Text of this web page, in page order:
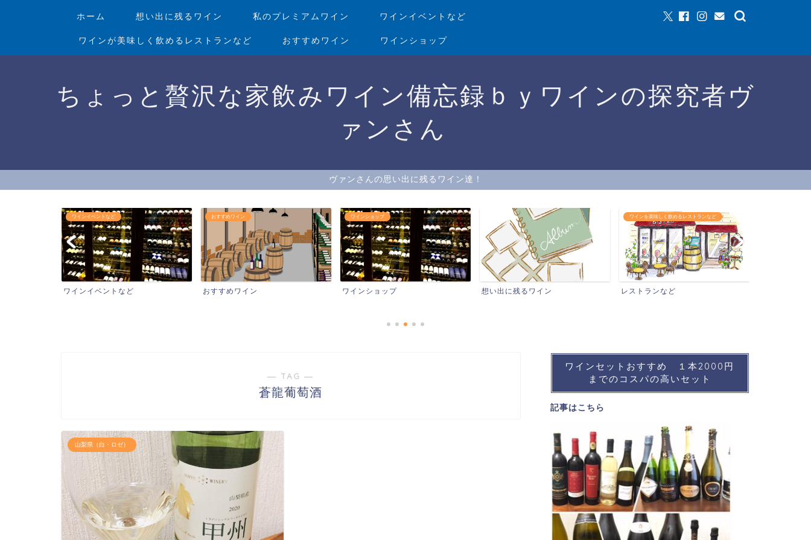
ホーム 想い出に残るワイン 私のプレミアムワイン ワインイベントなど
ワインが美味しく飲めるレストランなど おすすめワイン ワインショップ
ちょっと贅沢な家飲みワイン備忘録ｂｙワインの探究者ヴ
ァンさん
ヴァンさんの思い出に残るワイン達！
ワインイベントなど
ワインイベントなど
おすすめワイン
おすすめワイン
ワインショップ
ワインショップ 想い出に残るワイン
ワインを美味しく飲めるレストランなど
レストランなど
ワインイベントなど
― TAG ―
蒼龍葡萄酒
山梨県（白・ロゼ）
ワインセットおすすめ １本2000円
までのコスパの高いセット
記事はこちら